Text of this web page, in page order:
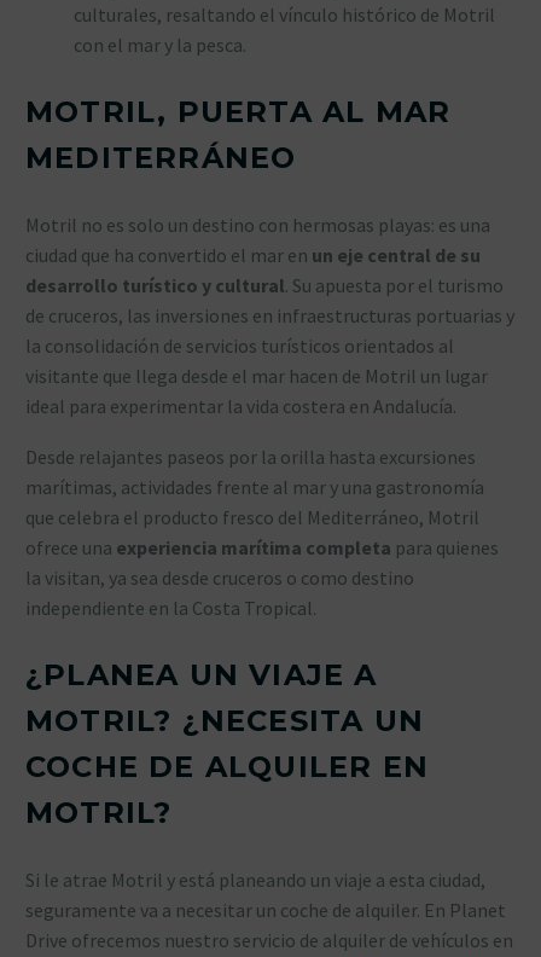
culturales, resaltando el vínculo histórico de Motril
con el mar y la pesca.
MOTRIL, PUERTA AL MAR
MEDITERRÁNEO
Motril no es solo un destino con hermosas playas: es una
ciudad que ha convertido el mar en un eje central de su
desarrollo turístico y cultural. Su apuesta por el turismo
de cruceros, las inversiones en infraestructuras portuarias y
la consolidación de servicios turísticos orientados al
visitante que llega desde el mar hacen de Motril un lugar
ideal para experimentar la vida costera en Andalucía.
Desde relajantes paseos por la orilla hasta excursiones
marítimas, actividades frente al mar y una gastronomía
que celebra el producto fresco del Mediterráneo, Motril
ofrece una experiencia marítima completa para quienes
la visitan, ya sea desde cruceros o como destino
independiente en la Costa Tropical.
¿PLANEA UN VIAJE A
MOTRIL? ¿NECESITA UN
COCHE DE ALQUILER EN
MOTRIL?
Si le atrae Motril y está planeando un viaje a esta ciudad,
seguramente va a necesitar un coche de alquiler. En Planet
Drive ofrecemos nuestro servicio de alquiler de vehículos en